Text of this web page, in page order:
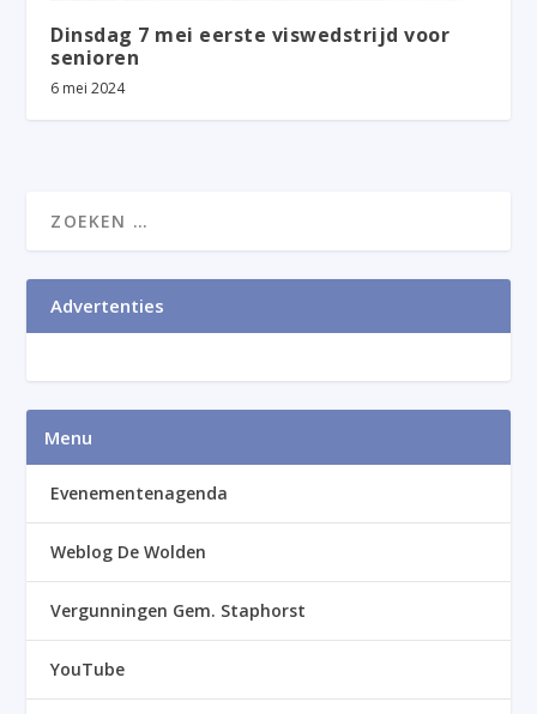
Dinsdag 7 mei eerste viswedstrijd voor
senioren
6 mei 2024
Advertenties
Menu
Evenementenagenda
Weblog De Wolden
Vergunningen Gem. Staphorst
YouTube